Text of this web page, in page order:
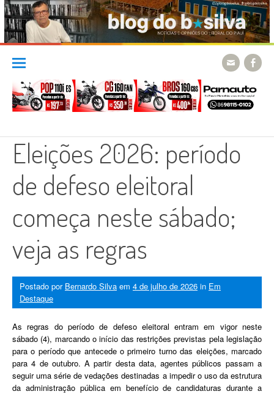
Skip
content
Eleições 2026: período
de defeso eleitoral
começa neste sábado;
veja as regras
Postado por Bernardo Silva em 4 de julho de 2026 in Em
Destaque
As regras do período de defeso eleitoral entram em vigor neste
sábado (4), marcando o início das restrições previstas pela legislação
para o período que antecede o primeiro turno das eleições, marcado
para 4 de outubro. A partir desta data, agentes públicos passam a
seguir uma série de vedações destinadas a impedir o uso da estrutura
da administração pública em benefício de candidaturas durante a